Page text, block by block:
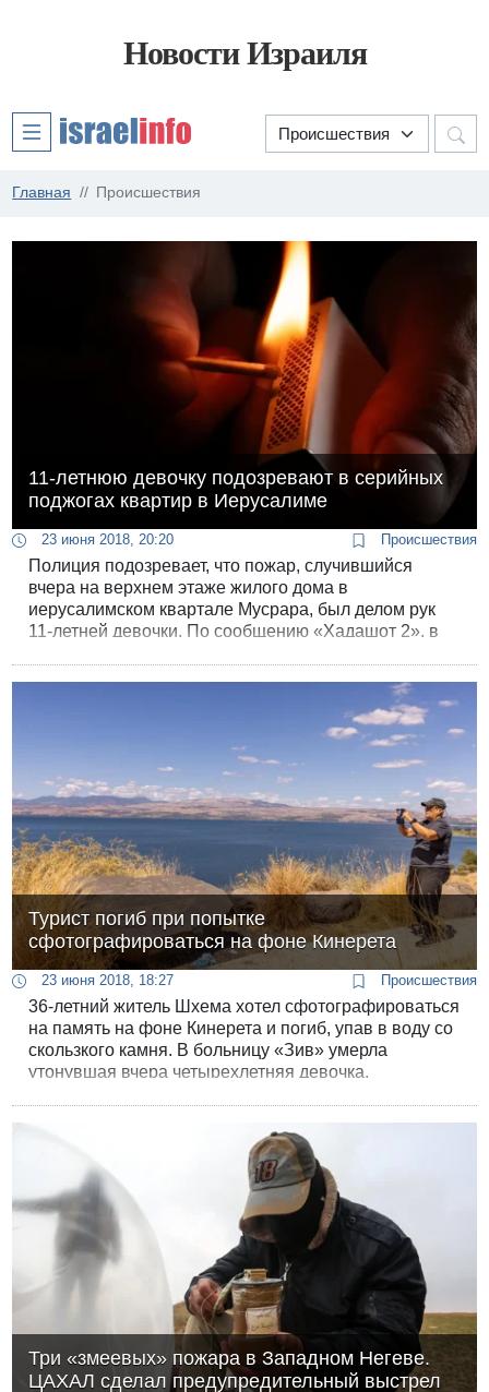
Новости Израиля
Главная Происшествия
11-летнюю девочку подозревают в серийных
поджогах квартир в Иерусалиме
23 июня 2018, 20:20 Происшествия
Полиция подозревает, что пожар, случившийся
вчера на верхнем этаже жилого дома в
иерусалимском квартале Мусрара, был делом рук
11-летней девочки. По сообщению «Хадашот 2», в
Турист погиб при попытке
сфотографироваться на фоне Кинерета
23 июня 2018, 18:27 Происшествия
36-летний житель Шхема хотел сфотографироваться
на память на фоне Кинерета и погиб, упав в воду со
скользкого камня. В больницу «Зив» умерла
утонувшая вчера четырехлетняя девочка.
Три «змеевых» пожара в Западном Негеве.
ЦАХАЛ сделал предупредительный выстрел